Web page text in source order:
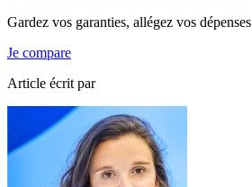
Gardez vos garanties, allégez vos dépenses
Je compare
Article écrit par